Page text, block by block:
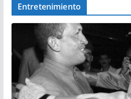
Entretenimiento